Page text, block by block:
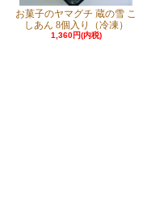
お菓子のヤマグチ 蔵の雪 こ
しあん 8個入り（冷凍）
1,360円(内税)